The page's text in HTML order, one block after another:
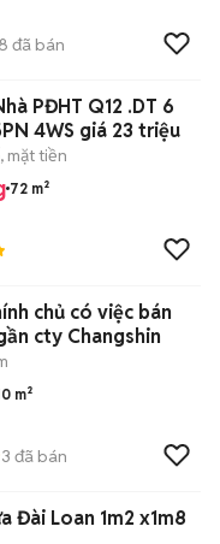
đã bán
6
4WS giá 23 triệu
mặt tiền
72 m²
chủ có việc bán
cty Changshin
m²
3 đã bán
Đài Loan 1m2 x1m8